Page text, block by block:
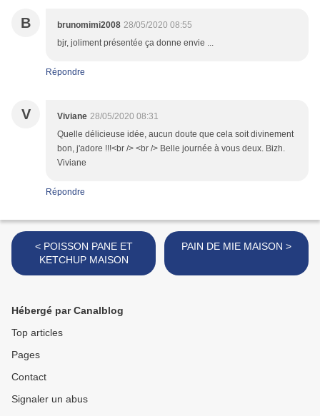
B brunomimi2008 28/05/2020 08:55
bjr, joliment présentée ça donne envie ...
Répondre
V Viviane 28/05/2020 08:31
Quelle délicieuse idée, aucun doute que cela soit divinement
bon, j'adore !!!<br /> <br /> Belle journée à vous deux. Bizh.
Viviane
Répondre
< POISSON PANE ET
KETCHUP MAISON
PAIN DE MIE MAISON >
Hébergé par Canalblog
Top articles
Pages
Contact
Signaler un abus